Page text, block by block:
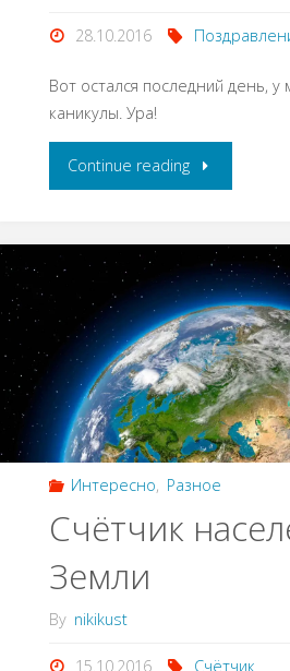
28.10.2016
Вот остался последний день, у
каникулы. Ура!
Continue reading
Интересно, Разное
Счётчик
Земли
By nikikust
15.10.2016 Счётчик